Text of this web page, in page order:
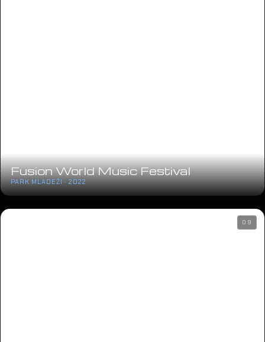
Fusion World Music Festival
PARK MLADEŽI · 2022
09